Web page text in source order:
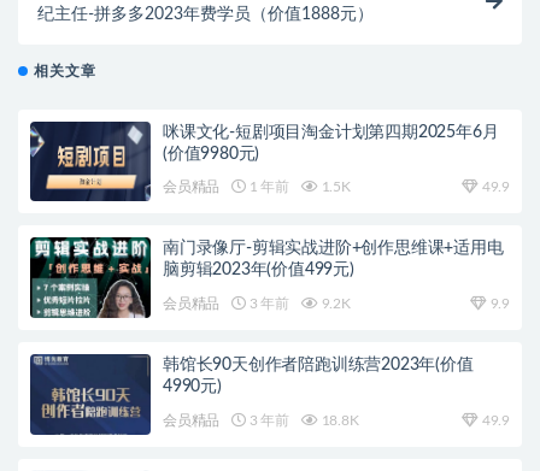
纪主任-拼多多2023年费学员（价值1888元）
相关文章
咪课文化-短剧项目淘金计划第四期2025年6月
(价值9980元)
会员精品 1 年前 1.5K 49.9
南门录像厅-剪辑实战进阶+创作思维课+适用电
脑剪辑2023年(价值499元)
会员精品 3 年前 9.2K 9.9
韩馆长90天创作者陪跑训练营2023年(价值
4990元)
会员精品 3 年前 18.8K 49.9